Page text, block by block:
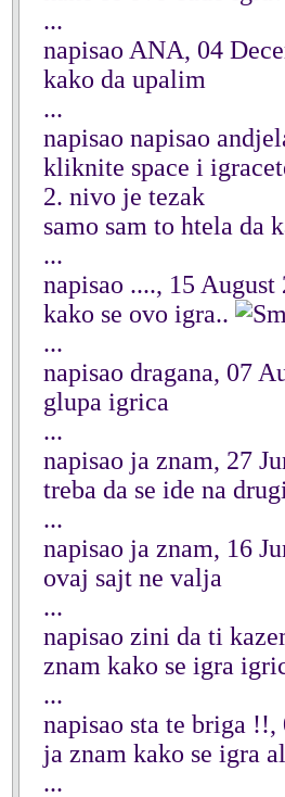
...
napisao ANA, 04
kako da upalim
...
napisao napisao
kliknite space i
2. nivo je tezak
samo sam to htela da
...
napisao ...., 15 August
kako se ovo igra..
...
napisao dragana, 07
glupa igrica
...
napisao ja znam, 27
treba da se ide na
...
napisao ja znam, 16
ovaj sajt ne valja
...
napisao zini da ti
znam kako se igra
...
napisao sta te briga
ja znam kako se igra
...